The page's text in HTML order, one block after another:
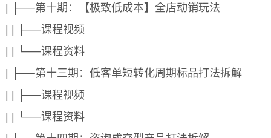
| ├──第十期：【极致低成本】全店动销玩法
| | ├──课程视频
| | └──课程资料
| ├──第十三期：低客单短转化周期标品打法拆解
| | ├──课程视频
| | └──课程资料